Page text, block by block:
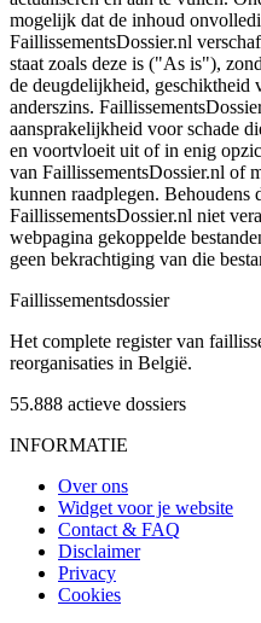
mogelijk dat de inhoud
FaillissementsDossier.nl
staat zoals deze is ("As is"),
de deugdelijkheid, geschiktheid
anderszins.
aansprakelijkheid voor schade
en voortvloeit uit of in enig
van FaillissementsDossier.nl of
kunnen raadplegen. Behoudens
FaillissementsDossier.nl niet
webpagina gekoppelde
geen bekrachtiging van die
Faillissementsdossier
Het complete register van
reorganisaties in België.
55.888 actieve dossiers
INFORMATIE
Over ons
Widget voor je website
Contact & FAQ
Disclaimer
Privacy
Cookies